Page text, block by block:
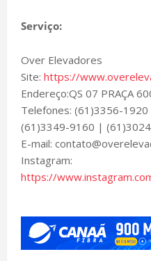
Serviço:
Over Elevadores
Site: https://
Endereço:QS 07 PRAÇA
Telefones: (61)3356-
(61)3349-9160 |
E-mail:
Instagram:
https://